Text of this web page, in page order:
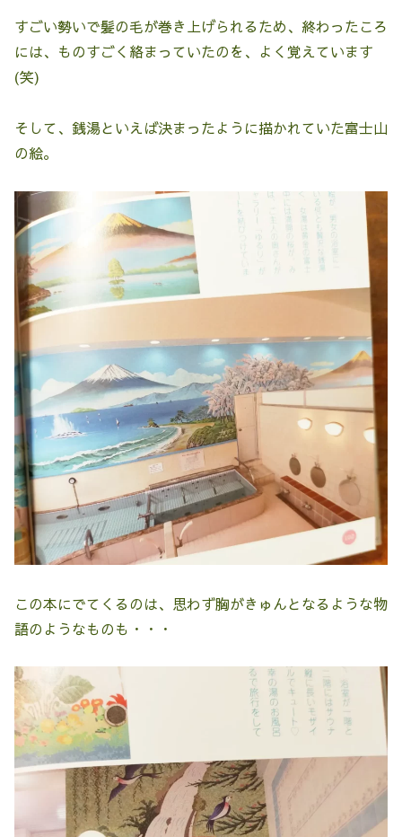
すごい勢いで髪の毛が巻き上げられるため、終わったころ
には、ものすごく絡まっていたのを、よく覚えています
(笑)
そして、銭湯といえば決まったように描かれていた富士山
の絵。
この本にでてくるのは、思わず胸がきゅんとなるような物
語のようなものも・・・